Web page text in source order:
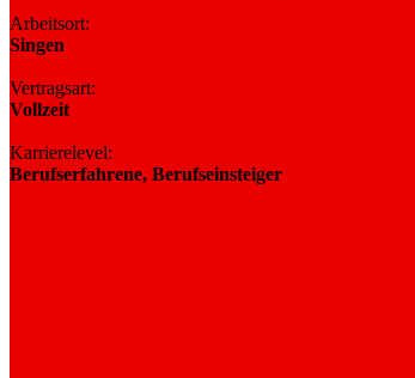
Arbeitsort:
Singen
Vertragsart:
Vollzeit
Karrierelevel:
Berufserfahrene, Berufseinsteiger